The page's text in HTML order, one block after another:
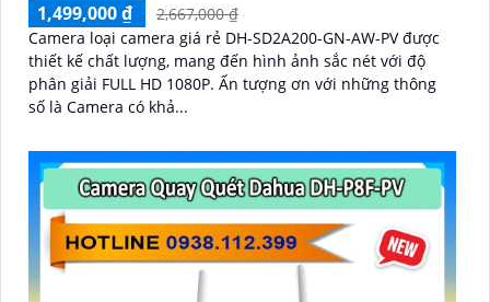
1,499,000 ₫
2,667,000 ₫
Camera loại camera giá rẻ DH-SD2A200-GN-AW-PV được
thiết kế chất lượng, mang đến hình ảnh sắc nét với độ
phân giải FULL HD 1080P. Ấn tượng ơn với những thông
số là Camera có khả...